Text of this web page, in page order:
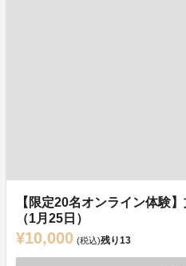
【限定20名オンライン体験
（1月25日）
¥10,000 (税込)残り13